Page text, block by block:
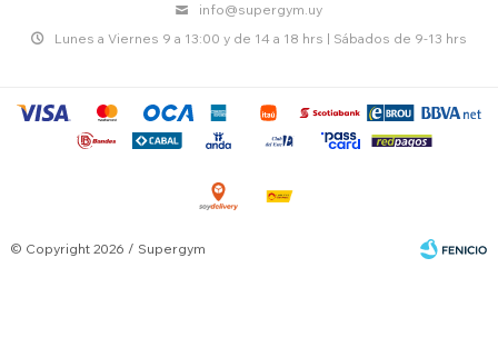
info@supergym.uy
Lunes a Viernes 9 a 13:00 y de 14 a 18 hrs | Sábados de 9-13 hrs
© Copyright 2026 / Supergym